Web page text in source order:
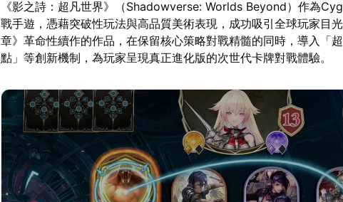
《影之詩：超凡世界》（Shadowverse: Worlds Beyond）作為
戰手遊，憑藉突破性玩法與高品質美術表現，成功吸引全球玩家目
章》革命性續作的作品，在保留核心策略對戰精髓的同時，導入「
點」等創新機制，為玩家呈現真正進化版的次世代卡牌對戰體驗。